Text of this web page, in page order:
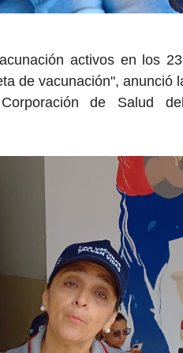
activos en los
de vacunación", anunció
de Salud